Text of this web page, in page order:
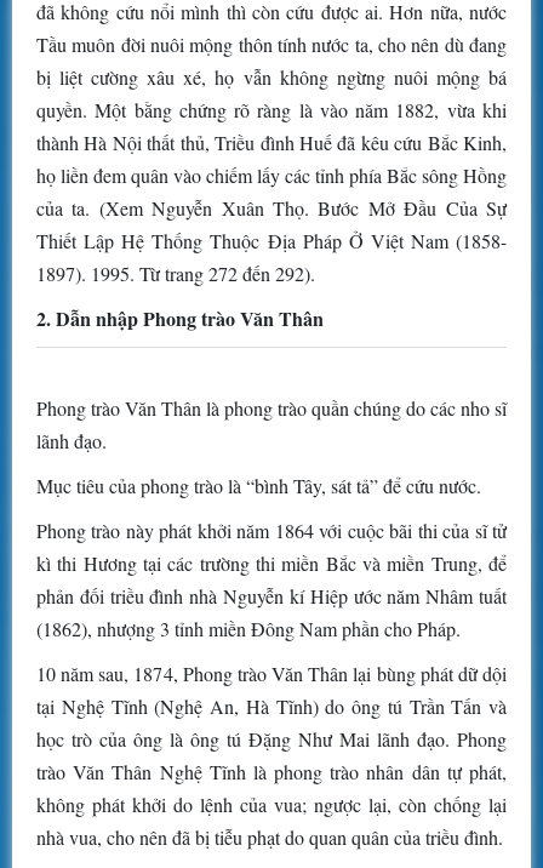
đã không cứu nổi mình thì còn cứu được ai. Hơn nữa, nước
Tầu muôn đời nuôi mộng thôn tính nước ta, cho nên dù đang
bị liệt cường xâu xé, họ vẫn không ngừng nuôi mộng bá
quyền. Một bằng chứng rõ ràng là vào năm 1882, vừa khi
thành Hà Nội thất thủ, Triều đình Huế đã kêu cứu Bắc Kinh,
họ liền đem quân vào chiếm lấy các tỉnh phía Bắc sông Hồng
của ta. (Xem Nguyễn Xuân Thọ. Bước Mở Đầu Của Sự
Thiết Lập Hệ Thống Thuộc Địa Pháp Ở Việt Nam (1858-
1897). 1995. Từ trang 272 đến 292).
2. Dẫn nhập Phong trào Văn Thân
Phong trào Văn Thân là phong trào quần chúng do các nho sĩ
lãnh đạo.
Mục tiêu của phong trào là “bình Tây, sát tả” để cứu nước.
Phong trào này phát khởi năm 1864 với cuộc bãi thi của sĩ tử
kì thi Hương tại các trường thi miền Bắc và miền Trung, để
phản đối triều đình nhà Nguyễn kí Hiệp ước năm Nhâm tuất
(1862), nhượng 3 tỉnh miền Đông Nam phần cho Pháp.
10 năm sau, 1874, Phong trào Văn Thân lại bùng phát dữ dội
tại Nghệ Tĩnh (Nghệ An, Hà Tĩnh) do ông tú Trần Tấn và
học trò của ông là ông tú Đặng Như Mai lãnh đạo. Phong
trào Văn Thân Nghệ Tĩnh là phong trào nhân dân tự phát,
không phát khởi do lệnh của vua; ngược lại, còn chống lại
nhà vua, cho nên đã bị tiễu phạt do quan quân của triều đình.